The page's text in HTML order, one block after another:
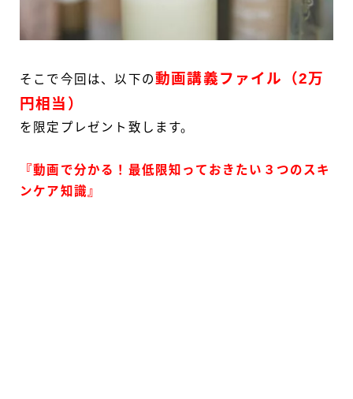
そこで今回は、以下の動画講義ファイル（2万
円相当）
を限定プレゼント致します。
『動画で分かる！最低限知っておきたい３つのスキ
ンケア知識』